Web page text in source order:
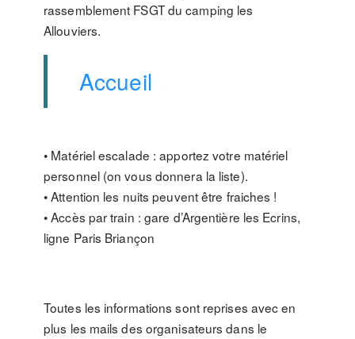
rassemblement FSGT du camping les
Allouviers.
Accueil
• Matériel escalade : apportez votre matériel
personnel (on vous donnera la liste).
• Attention les nuits peuvent être fraiches !
• Accès par train : gare d’Argentière les Ecrins,
ligne Paris Briançon
Toutes les informations sont reprises avec en
plus les mails des organisateurs dans le